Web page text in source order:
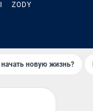
ZODY
начать новую жизнь?